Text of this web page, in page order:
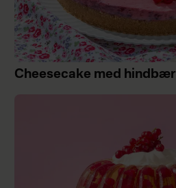
Cheesecake med hindbær